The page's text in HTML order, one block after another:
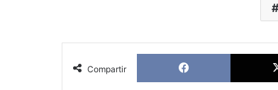
Compartir
Facebook